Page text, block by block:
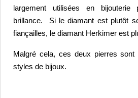
largement utilisées en
brillance. Si le diamant est plutôt
fiançailles, le diamant Herkimer est
Malgré cela, ces deux pierres sont
styles de bijoux.